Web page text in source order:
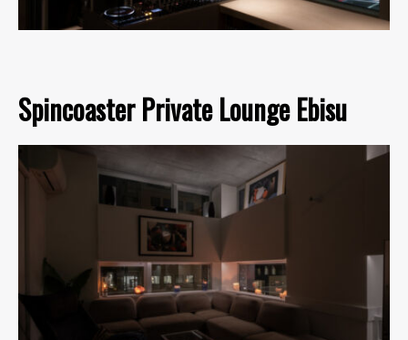
Spincoaster Private Lounge Ebisu